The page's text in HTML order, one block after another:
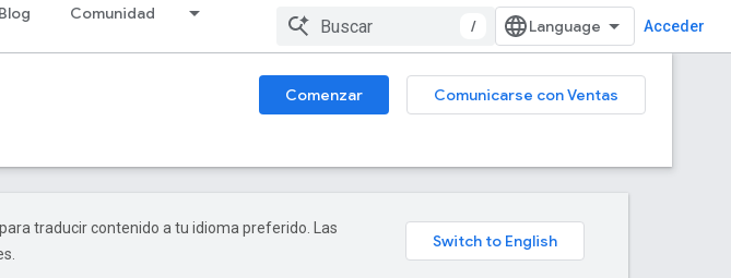
Blog Comunidad
/ Acceder
Comenzar
Comunicarse con Ventas
traducir contenido a tu idioma preferido. Las